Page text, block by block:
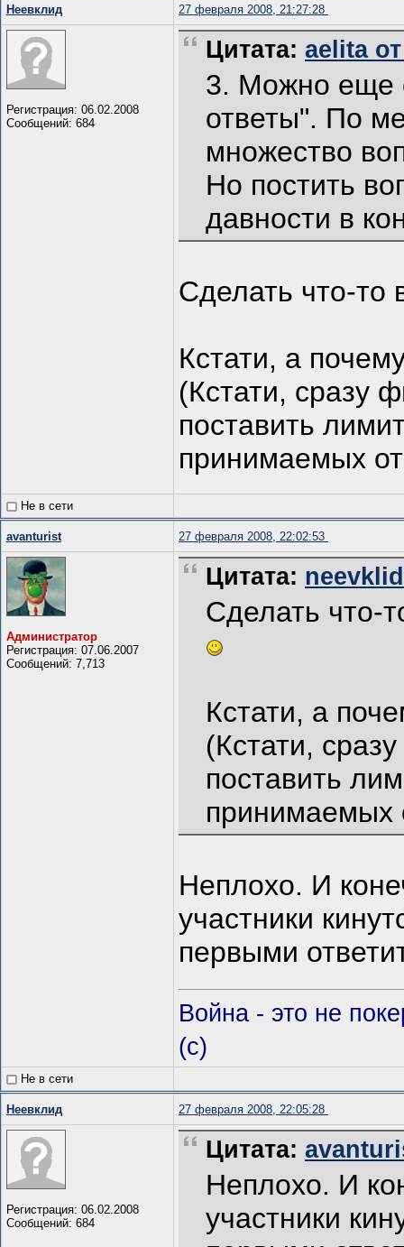
Неевклид 27 февраля 2008, 21:27:28
Регистрация: 06.02.2008
Сообщений: 684
Цитата: aelita
3. Можно еще
ответы". По
множество
Но постить
давности в
Сделать что-то
Кстати, а
(Кстати, сразу
поставить
принимаемых
Не в сети
avanturist 27 февраля 2008, 22:02:53
Администратор
Регистрация: 07.06.2007
Сообщений: 7,713
Цитата:
Сделать что-
Кстати, а
(Кстати,
поставить
принимаемых
Неплохо. И
участники
первыми
Война - это не
(c)
Не в сети
Неевклид 27 февраля 2008, 22:05:28
Регистрация: 06.02.2008
Сообщений: 684
Цитата:
Неплохо. И
участники